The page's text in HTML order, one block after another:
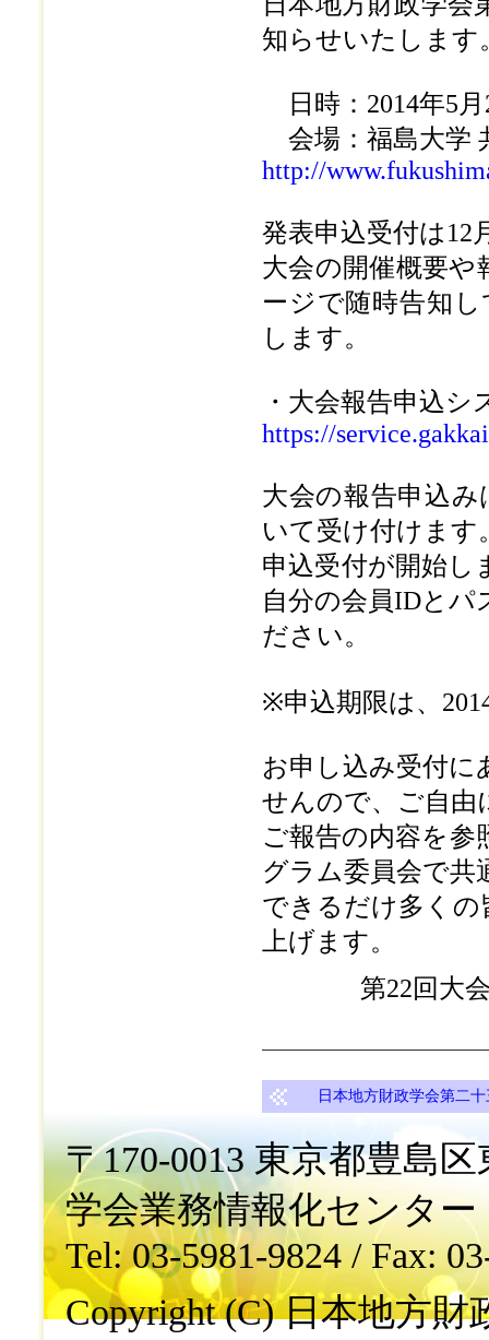
知らせいたします
日時：2014年5
会場：福島大学
http://
発表申込受付は12
大会の開催概要や
ージで随時告知
します。
・大会報告申込シ
https://
大会の報告申込
いて受け付けます
申込受付が開始し
自分の会員IDと
ださい。
※申込期限は、
お申し込み受付に
せんので、ご自由
ご報告の内容を参
グラム委員会で共
できるだけ多くの
上げます。
第22回大
日本地方財政学会第二
〒170-0013 東京都豊島
学会業務情報化センタ
Tel: 03-5981-9824 / Fax:
Copyright (C) 日本地方財